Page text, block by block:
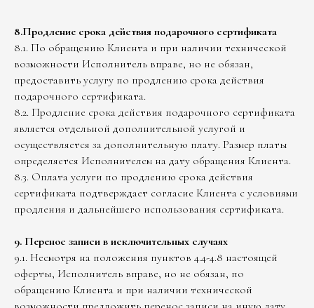
8.Продление срока действия подарочного сертификата
8.1. По обращению Клиента и при наличии технической
возможности Исполнитель вправе, но не обязан,
предоставить услугу по продлению срока действия
подарочного сертификата.
8.2. Продление срока действия подарочного сертификата
является отдельной дополнительной услугой и
осуществляется за дополнительную плату. Размер платы
определяется Исполнителем на дату обращения Клиента.
8.3. Оплата услуги по продлению срока действия
сертификата подтверждает согласие Клиента с условиями
продления и дальнейшего использования сертификата.
9. Перенос записи в исключительных случаях
9.1. Несмотря на положения пунктов 4.4-4.8 настоящей
оферты, Исполнитель вправе, но не обязан, по
обращению Клиента и при наличии технической